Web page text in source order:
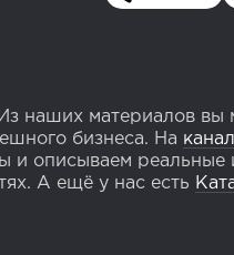
наших материалов вы
бизнеса. На
и описываем реальные
А ещё у нас есть